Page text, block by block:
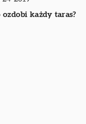
ozdobi każdy taras?